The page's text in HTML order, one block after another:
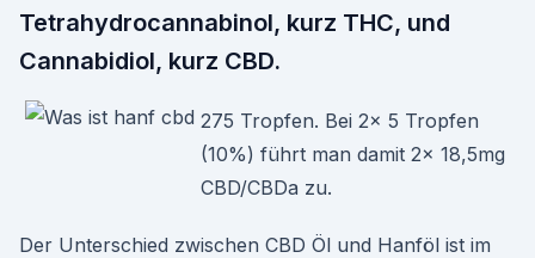
Tetrahydrocannabinol, kurz THC, und
Cannabidiol, kurz CBD.
275 Tropfen. Bei 2x 5 Tropfen
(10%) führt man damit 2x 18,5mg
CBD/CBDa zu.
Der Unterschied zwischen CBD Öl und Hanföl ist im